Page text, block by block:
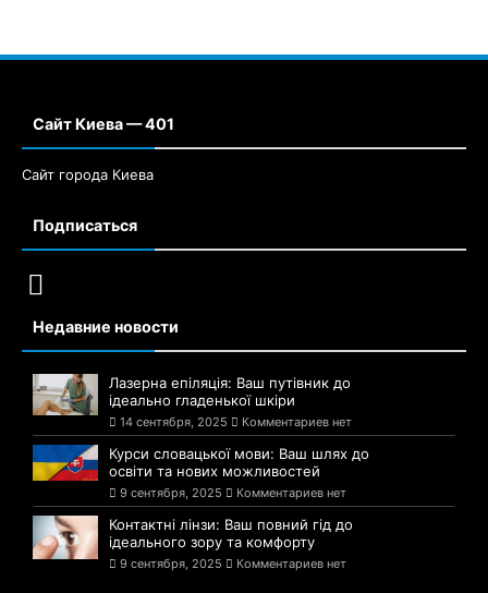
Сайт Киева — 401
Сайт города Киева
Подписаться
Недавние новости
Лазерна епіляція: Ваш путівник до
ідеально гладенької шкіри
14 сентября, 2025 Комментариев нет
Курси словацької мови: Ваш шлях до
освіти та нових можливостей
9 сентября, 2025 Комментариев нет
Контактні лінзи: Ваш повний гід до
ідеального зору та комфорту
9 сентября, 2025 Комментариев нет